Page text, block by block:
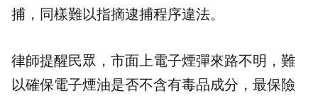
捕，同樣難以指摘逮捕程序違法。
律師提醒民眾，市面上電子煙彈來路不明，難
以確保電子煙油是否不含有毒品成分，最保險